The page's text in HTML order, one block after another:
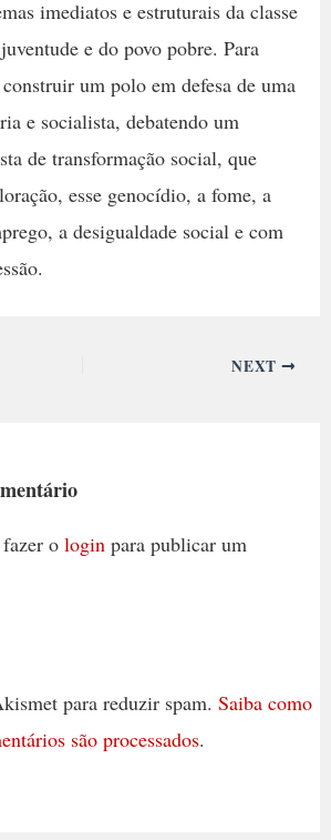
imediatos e estruturais da classe
e do povo pobre. Para
um polo em defesa de uma
e socialista, debatendo um
de transformação social, que
esse genocídio, a fome, a
a desigualdade social e com
NEXT
o loginpara publicar um
para reduzir spam. Saiba como
são processados.